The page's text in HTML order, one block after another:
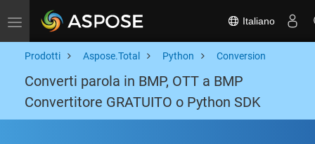
Toggle navigation Italiano
Prodotti Aspose.Total Python Conversion
Converti parola in BMP, OTT a BMP
Convertitore GRATUITO o Python SDK